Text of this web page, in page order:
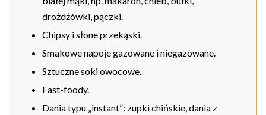
drożdżówki, pączki.
Chipsy i słone przekąski.
Smakowe napoje gazowane i niegazowane.
Sztuczne soki owocowe.
Fast-foody.
Dania typu „instant”: zupki chińskie, dania z